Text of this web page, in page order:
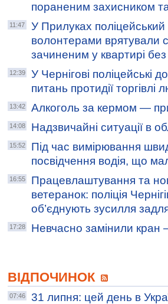
пораненим захисником
11:47
У Прилуках
волонтерами врятували
зачиненим у квартирі
12:39
У Чернігові поліцейські
питань протидії торгівлі
13:42 Алкоголь за кермом —
14:08 Надзвичайні ситуації в
15:52
Під час вимірювання
посвідчення водія, що
16:55
Працевлаштування та
ветеранок: поліція
об’єднують зусилля
17:28
Невчасно замінили кран
ВІДПОЧИНОК
07:46
31 липня: цей день в